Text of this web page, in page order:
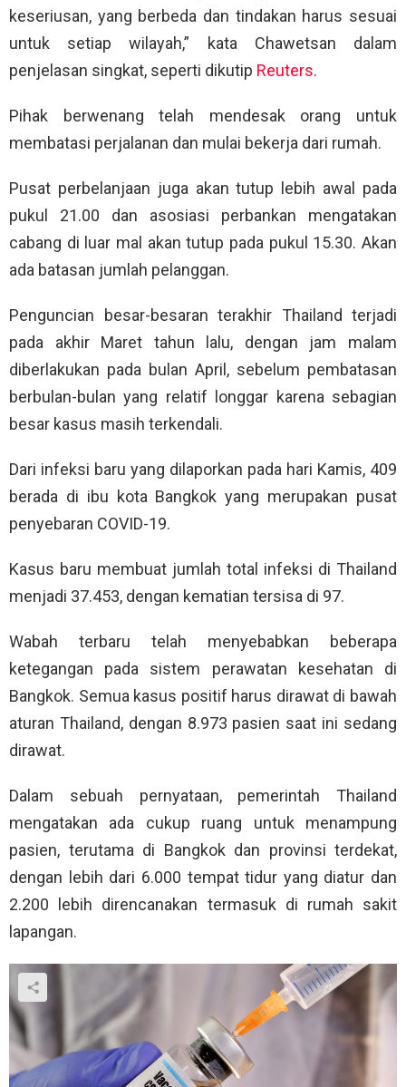
keseriusan, yang berbeda dan tindakan harus sesuai
untuk setiap wilayah,” kata Chawetsan dalam
penjelasan singkat, seperti dikutip Reuters.
Pihak berwenang telah mendesak orang untuk
membatasi perjalanan dan mulai bekerja dari rumah.
Pusat perbelanjaan juga akan tutup lebih awal pada
pukul 21.00 dan asosiasi perbankan mengatakan
cabang di luar mal akan tutup pada pukul 15.30. Akan
ada batasan jumlah pelanggan.
Penguncian besar-besaran terakhir Thailand terjadi
pada akhir Maret tahun lalu, dengan jam malam
diberlakukan pada bulan April, sebelum pembatasan
berbulan-bulan yang relatif longgar karena sebagian
besar kasus masih terkendali.
Dari infeksi baru yang dilaporkan pada hari Kamis, 409
berada di ibu kota Bangkok yang merupakan pusat
penyebaran COVID-19.
Kasus baru membuat jumlah total infeksi di Thailand
menjadi 37.453, dengan kematian tersisa di 97.
Wabah terbaru telah menyebabkan beberapa
ketegangan pada sistem perawatan kesehatan di
Bangkok. Semua kasus positif harus dirawat di bawah
aturan Thailand, dengan 8.973 pasien saat ini sedang
dirawat.
Dalam sebuah pernyataan, pemerintah Thailand
mengatakan ada cukup ruang untuk menampung
pasien, terutama di Bangkok dan provinsi terdekat,
dengan lebih dari 6.000 tempat tidur yang diatur dan
2.200 lebih direncanakan termasuk di rumah sakit
lapangan.